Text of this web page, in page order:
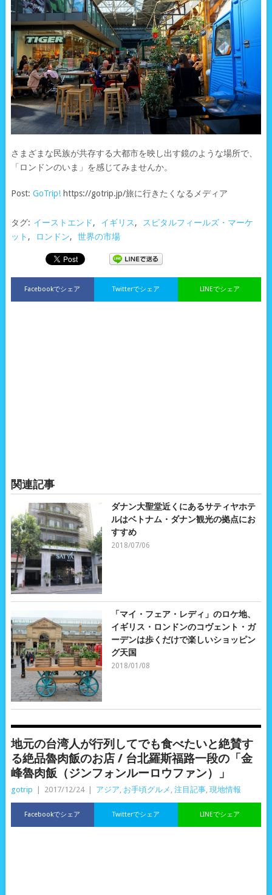
さまざまな民族が共存する大都市を映し出す鏡のような場所で、
「ロンドンのいま」を感じてみませんか。
Post: GoTrip!https://gotrip.jp/旅に行きたくなるメディア
タグ: イーストエンド, イギリス,
スピタルフィールズ・マーケ
ット , ロンドン, 世界の市場
Facebookでシェア LINEでシェア
Twitterでシェア
関連記事
ダナン大聖堂近くにあるサティヤホテ
ルはベトナム・ダナン観光の拠点にお
すすめ
2018/07/06
「マイ・フェア・レディ」のロケ地、
イギリス・ロンドンのコヴェント・ガ
ーデンは歩くだけで楽しいショッピン
グ天国
2018/01/08
地元の台湾人が行列してでも食べたいと絶賛す
る絶品魯肉飯のお店 / 台北羅斯福路一段の「金
峰魯肉飯（ジンフォンルーロウファン）」
gotrip | 2017/12/24 | アジア お手頃グルメ 注目記事, 現地情報
Facebookでシェア LINEでシェア
Twitterでシェア